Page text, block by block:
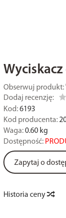
Obserwuj produkt:
Dodaj recenzję:
Kod: 6193
Kod producenta:
Waga: 0.60kg
Dostępność:
Zapytaj o
Historia ceny